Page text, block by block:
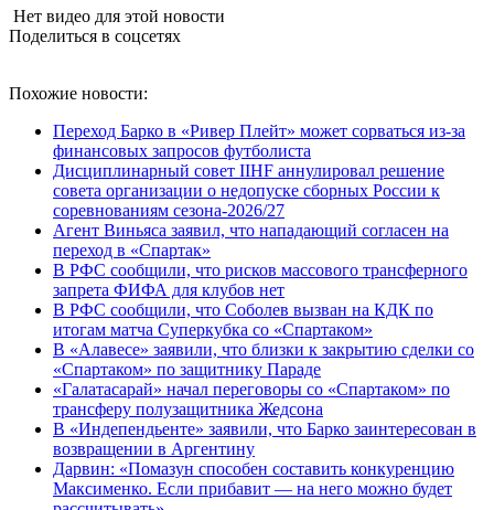
Нет видео для этой новости
Поделиться в соцсетях
Похожие новости:
Переход Барко в «Ривер Плейт» может сорваться из‑за
финансовых запросов футболиста
Дисциплинарный совет IIHF аннулировал решение
совета организации о недопуске сборных России к
соревнованиям сезона‑2026/27
Агент Виньяса заявил, что нападающий согласен на
переход в «Спартак»
В РФС сообщили, что рисков массового трансферного
запрета ФИФА для клубов нет
В РФС сообщили, что Соболев вызван на КДК по
итогам матча Суперкубка со «Спартаком»
В «Алавесе» заявили, что близки к закрытию сделки со
«Спартаком» по защитнику Параде
«Галатасарай» начал переговоры со «Спартаком» по
трансферу полузащитника Жедсона
В «Индепендьенте» заявили, что Барко заинтересован в
возвращении в Аргентину
Дарвин: «Помазун способен составить конкуренцию
Максименко. Если прибавит — на него можно будет